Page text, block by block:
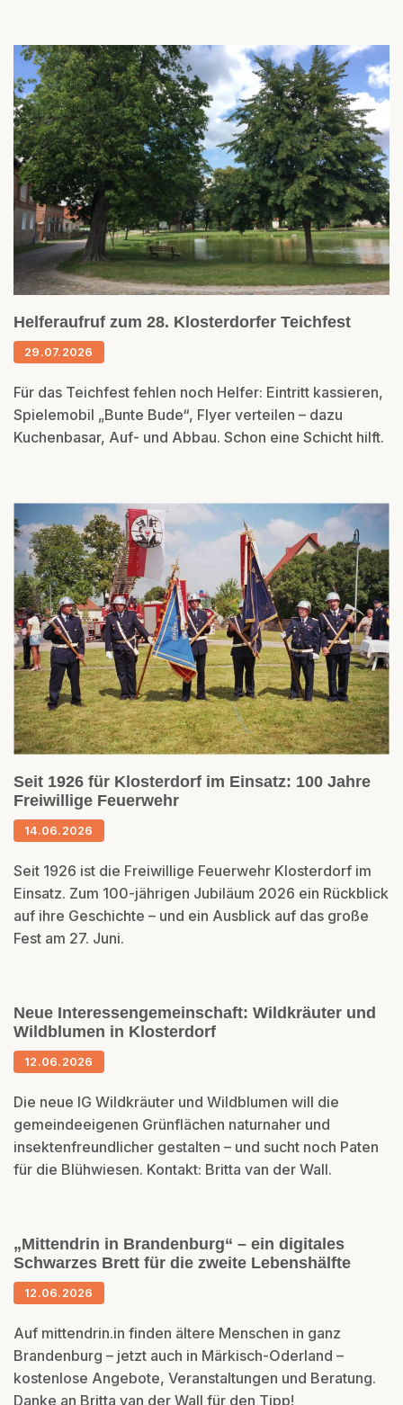
Helferaufruf zum 28. Klosterdorfer Teichfest
29.07.2026
Für das Teichfest fehlen noch Helfer: Eintritt kassieren,
Spielemobil „Bunte Bude“, Flyer verteilen – dazu
Kuchenbasar, Auf- und Abbau. Schon eine Schicht hilft.
Seit 1926 für Klosterdorf im Einsatz: 100 Jahre
Freiwillige Feuerwehr
14.06.2026
Seit 1926 ist die Freiwillige Feuerwehr Klosterdorf im
Einsatz. Zum 100-jährigen Jubiläum 2026 ein Rückblick
auf ihre Geschichte – und ein Ausblick auf das große
Fest am 27. Juni.
Neue Interessengemeinschaft: Wildkräuter und
Wildblumen in Klosterdorf
12.06.2026
Die neue IG Wildkräuter und Wildblumen will die
gemeindeeigenen Grünflächen naturnaher und
insektenfreundlicher gestalten – und sucht noch Paten
für die Blühwiesen. Kontakt: Britta van der Wall.
„Mittendrin in Brandenburg“ – ein digitales
Schwarzes Brett für die zweite Lebenshälfte
12.06.2026
Auf mittendrin.in finden ältere Menschen in ganz
Brandenburg – jetzt auch in Märkisch-Oderland –
kostenlose Angebote, Veranstaltungen und Beratung.
Danke an Britta van der Wall für den Tipp!